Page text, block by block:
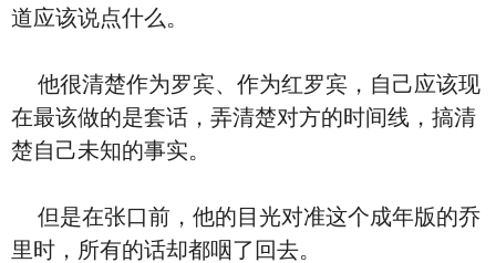
道应该说点什么。
他很清楚作为罗宾、作为红罗宾，自己应该现
在最该做的是套话，弄清楚对方的时间线，搞清
楚自己未知的事实。
但是在张口前，他的目光对准这个成年版的乔
里时，所有的话却都咽了回去。